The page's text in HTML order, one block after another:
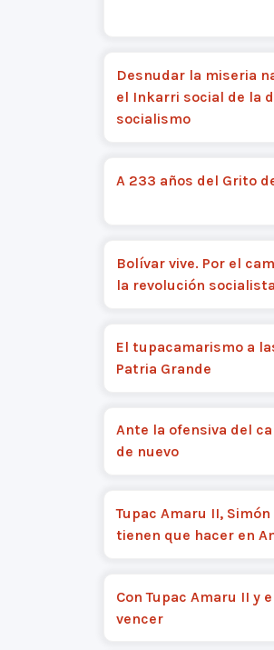
Desnudar la miseria
el Inkarri social de la
socialismo
A 233 años del Grito
Bolívar vive. Por el
la revolución socialista
El tupacamarismo a
Patria Grande
Ante la ofensiva del
de nuevo
Tupac Amaru II,
tienen que hacer en
Con Tupac Amaru II y
vencer